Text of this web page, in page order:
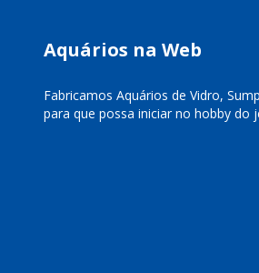
Aquários na Web
Fabricamos Aquários de Vidro,
para que possa iniciar no hobby do